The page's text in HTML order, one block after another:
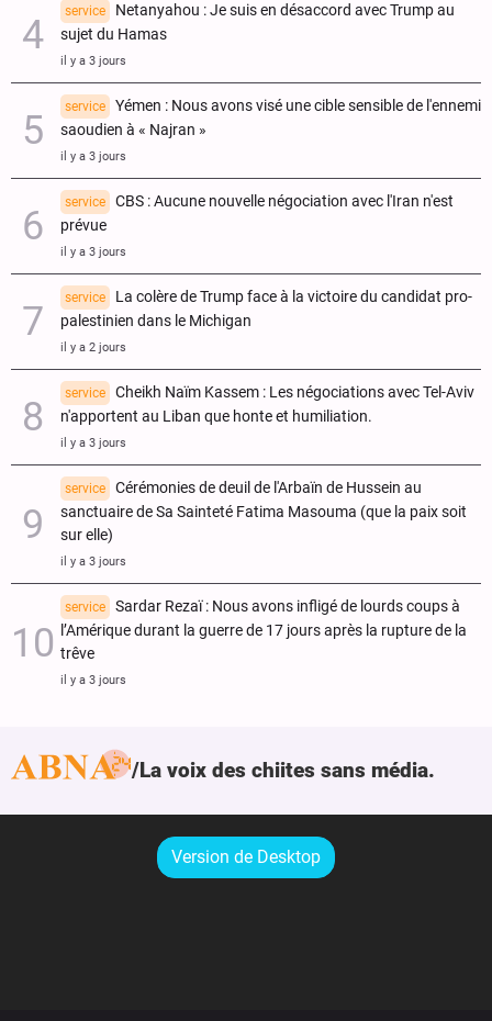
service
Netanyahou : Je suis en désaccord avec Trump au
sujet du Hamas
il y a 3 jours
service
Yémen : Nous avons visé une cible sensible de l'ennemi
saoudien à « Najran »
il y a 3 jours
service
CBS : Aucune nouvelle négociation avec l'Iran n'est
prévue
il y a 3 jours
service
La colère de Trump face à la victoire du candidat pro-
palestinien dans le Michigan
il y a 2 jours
service
Cheikh Naïm Kassem : Les négociations avec Tel-Aviv
n'apportent au Liban que honte et humiliation.
il y a 3 jours
service
Cérémonies de deuil de l'Arbaïn de Hussein au
sanctuaire de Sa Sainteté Fatima Masouma (que la paix soit
sur elle)
il y a 3 jours
service
Sardar Rezaï : Nous avons infligé de lourds coups à
l’Amérique durant la guerre de 17 jours après la rupture de la
trêve
il y a 3 jours
La voix des chiites sans média.
Version de Desktop